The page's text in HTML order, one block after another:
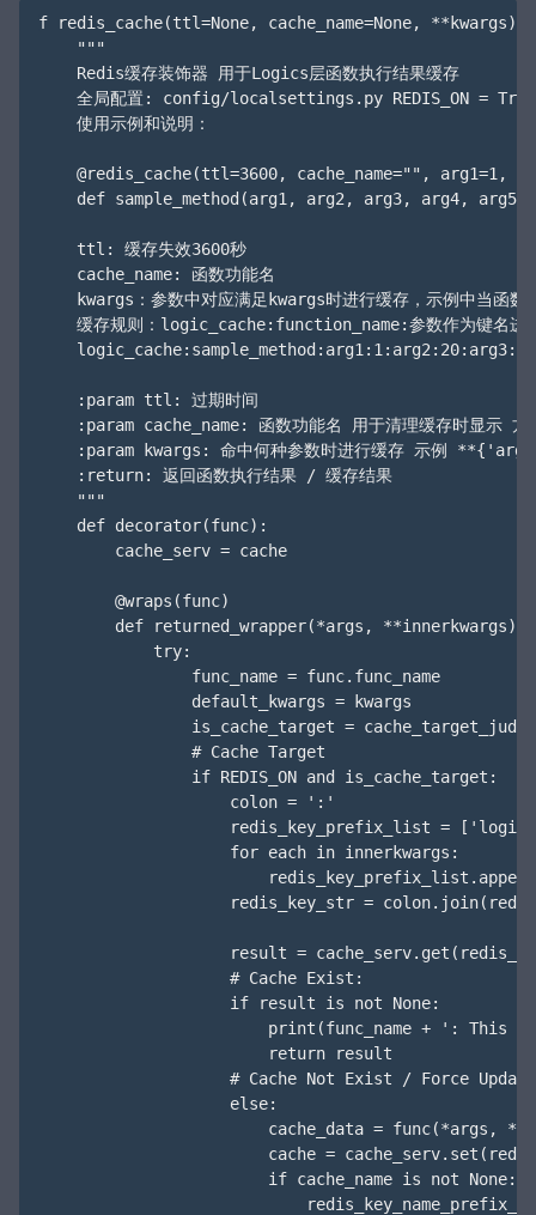
f redis_cache(ttl=None, cache_name=None, **kwargs):
    """
    Redis缓存装饰器 用于Logics层函数执行结果缓存
    全局配置: config/localsettings.py REDIS_ON = True
    使用示例和说明：
@redis_cache(ttl=3600, cache_name="", arg1=1,
    def sample_method(arg1, arg2, arg3, arg4, arg5)
    ttl: 缓存失效3600秒
    cache_name: 函数功能名
kwargs：参数中对应满足kwargs时进行缓存，示例中当函
缓存规则：logic_cache:function_name:参数作为键名进
    :param ttl: 过期时间
:param cache_name: 函数功能名 用于清理缓存时显示 方
:param kwargs: 命中何种参数时进行缓存 示例
    :return: 返回函数执行结果 / 缓存结果
    """
    def decorator(func):
        cache_serv = cache
        @wraps(func)
        def returned_wrapper(*args, **innerkwargs):
            try:
                func_name = func.func_name
                default_kwargs = kwargs
is_cache_target =
                # Cache Target
                if REDIS_ON and is_cache_target:
                    colon = ':'
redis_key_prefix_list =
                    for each in innerkwargs:
redis_key_str =
result =
                    # Cache Exist:
                    if result is not None:
print(func_name + ': This
                        return result
                    # Cache Not Exist / Force Update
                    else:
cache_data = func(*args,
cache =
                        if cache_name is not None: